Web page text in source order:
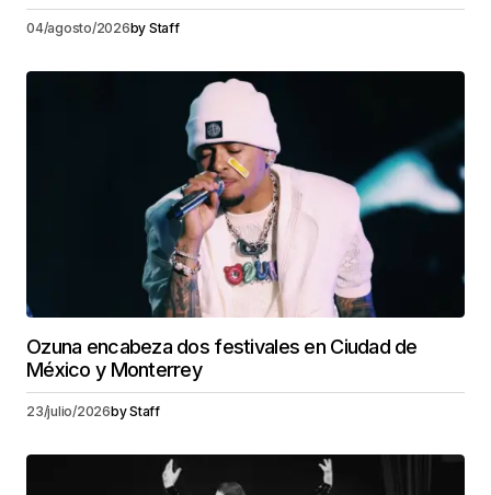
04/agosto/2026by Staff
Ozuna encabeza dos festivales en Ciudad de
México y Monterrey
23/julio/2026byStaff